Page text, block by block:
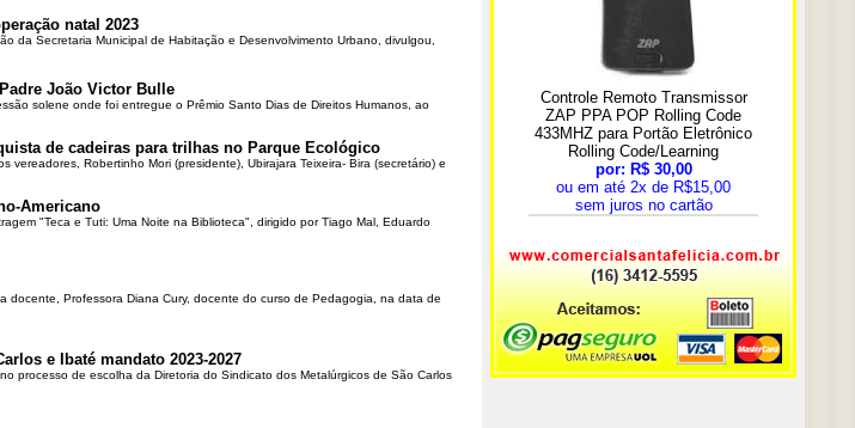
natal 2023
da Secretaria Municipal de Habitação e Desenvolvimento Urbano, divulgou,
João Victor Bulle
solene onde foi entregue o Prêmio Santo Dias de Direitos Humanos, ao
de cadeiras para trilhas no Parque Ecológico
vereadores, Robertinho Mori (presidente), Ubirajara Teixeira- Bira (secretário) e
Americano
"Teca e Tuti: Uma Noite na Biblioteca", dirigido por Tiago Mal, Eduardo
docente, Professora Diana Cury, docente do curso de Pedagogia, na data de
e Ibaté mandato 2023-2027
processo de escolha da Diretoria do Sindicato dos Metalúrgicos de São Carlos